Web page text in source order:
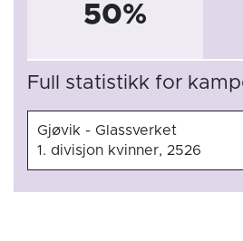
50%
Full statistikk for
Gjøvik - Glassverket
1. divisjon kvinner, 2526